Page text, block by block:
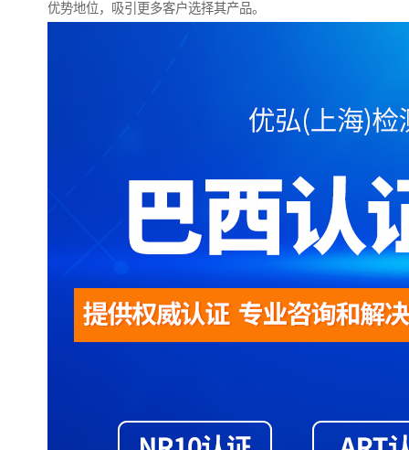
优势地位，吸引更多客户选择其产品。